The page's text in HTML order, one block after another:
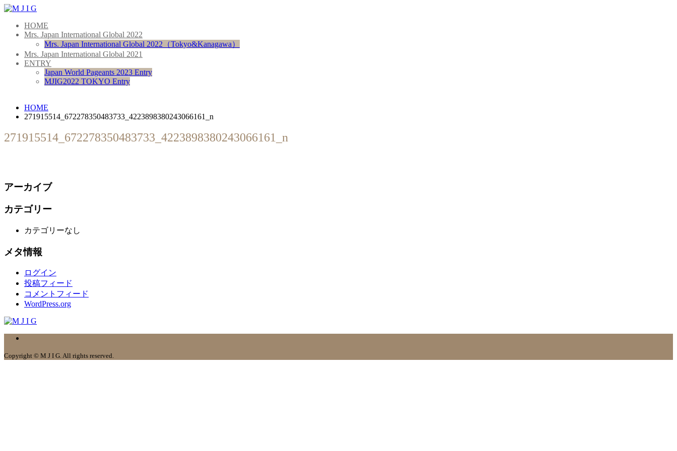
HOME
Mrs. Japan International Global 2022
Mrs. Japan International Global 2022（Tokyo&Kanagawa）
Mrs. Japan International Global 2021
ENTRY
Japan World Pageants 2023 Entry
MJIG2022 TOKYO Entry
HOME
271915514_672278350483733_4223898380243066161_n
271915514_672278350483733_4223898380243066161_n
アーカイブ
カテゴリー
カテゴリーなし
メタ情報
ログイン
投稿フィード
コメントフィード
WordPress.org
Copyright © M J I G. All rights reserved.